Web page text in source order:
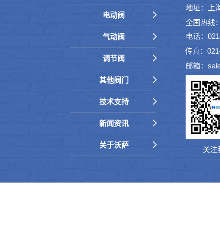
电动阀
气动阀
调节阀
其他阀门
技术支持
新闻资讯
关于沃萨
地址：上
全国热线
关注
电话：
传真：
邮箱：